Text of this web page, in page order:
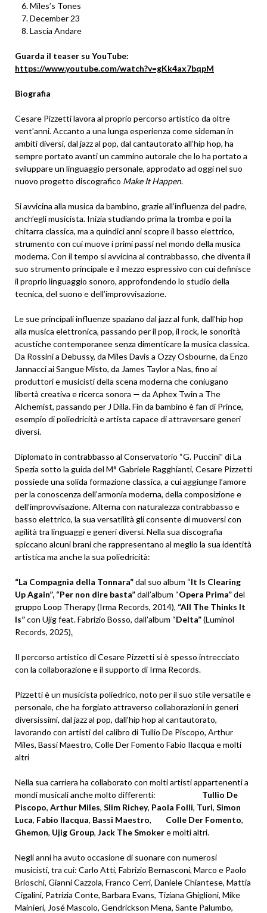
Miles’s Tones
December 23
Lascia Andare
Guarda il teaser su YouTube:
https://www.youtube.com/watch?v=gKk4ax7bqpM
Biografia
Cesare Pizzetti lavora al proprio percorso artistico da oltre
vent’anni. Accanto a una lunga esperienza come sideman in
ambiti diversi, dal jazz al pop, dal cantautorato all’hip hop, ha
sempre portato avanti un cammino autorale che lo ha portato a
sviluppare un linguaggio personale, approdato ad oggi nel suo
nuovo progetto discografico Make It Happen.
Si avvicina alla musica da bambino, grazie all’influenza del padre,
anch’egli musicista. Inizia studiando prima la tromba e poi la
chitarra classica, ma a quindici anni scopre il basso elettrico,
strumento con cui muove i primi passi nel mondo della musica
moderna. Con il tempo si avvicina al contrabbasso, che diventa il
suo strumento principale e il mezzo espressivo con cui definisce
il proprio linguaggio sonoro, approfondendo lo studio della
tecnica, del suono e dell’improvvisazione.
Le sue principali influenze spaziano dal jazz al funk, dall’hip hop
alla musica elettronica, passando per il pop, il rock, le sonorità
acustiche contemporanee senza dimenticare la musica classica.
Da Rossini a Debussy, da Miles Davis a Ozzy Osbourne, da Enzo
Jannacci ai Sangue Misto, da James Taylor a Nas, fino ai
produttori e musicisti della scena moderna che coniugano
libertà creativa e ricerca sonora — da Aphex Twin a The
Alchemist, passando per J Dilla. Fin da bambino è fan di Prince,
esempio di poliedricità e artista capace di attraversare generi
diversi.
Diplomato in contrabbasso al Conservatorio “G. Puccini” di La
Spezia sotto la guida del M° Gabriele Ragghianti, Cesare Pizzetti
possiede una solida formazione classica, a cui aggiunge l’amore
per la conoscenza dell’armonia moderna, della composizione e
dell’improvvisazione. Alterna con naturalezza contrabbasso e
basso elettrico, la sua versatilità gli consente di muoversi con
agilità tra linguaggi e generi diversi. Nella sua discografia
spiccano alcuni brani che rappresentano al meglio la sua identità
artistica ma anche la sua poliedricità:
“La Compagnia della Tonnara”dal suo album “It Is Clearing
Up Again”, “Per non dire basta”dall’album “Opera Prima”del
gruppo Loop Therapy (Irma Records, 2014), “All The Thinks It
Is”con Ujig feat. Fabrizio Bosso, dall’album “Delta”(Luminol
Records, 2025).
Il percorso artistico di Cesare Pizzetti si è spesso intrecciato
con la collaborazione e il supporto di Irma Records.
Pizzetti è un musicista poliedrico, noto per il suo stile versatile e
personale, che ha forgiato attraverso collaborazioni in generi
diversissimi, dal jazz al pop, dall’hip hop al cantautorato,
lavorando con artisti del calibro di Tullio De Piscopo, Arthur
Miles, Bassi Maestro, Colle Der Fomento Fabio Ilacqua e molti
altri
Nella sua carriera ha collaborato con molti artisti appartenenti a
mondi musicali anche molto differenti: Tullio De
Piscopo, Arthur Miles, Slim Richey, Paola Folli, Turi, Simon
Luca, Fabio Ilacqua, Bassi Maestro, Colle Der Fomento,
Ghemon, Ujig Group, Jack The Smokere molti altri.
Negli anni ha avuto occasione di suonare con numerosi
musicisti, tra cui: Carlo Atti, Fabrizio Bernasconi, Marco e Paolo
Brioschi, Gianni Cazzola, Franco Cerri, Daniele Chiantese, Mattia
Cigalini, Patrizia Conte, Barbara Evans, Tiziana Ghiglioni, Mike
Mainieri, José Mascolo, Gendrickson Mena, Sante Palumbo,